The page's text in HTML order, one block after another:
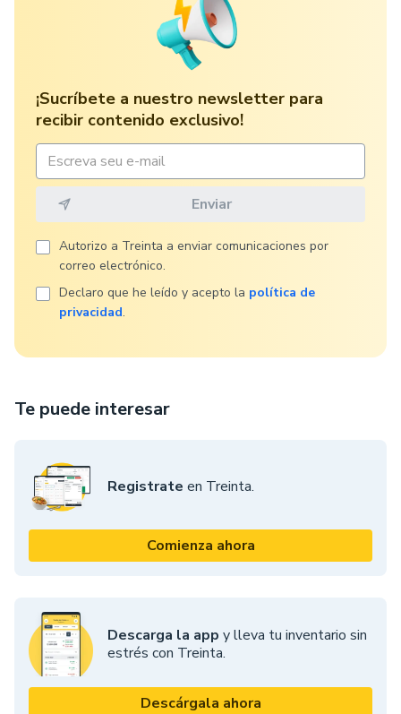
Te puede interesar
Registrate en Treinta.
Comienza ahora
Descarga la app y lleva tu inventario sin
estrés con Treinta.
Descárgala ahora
¡Sucríbete a nuestro newsletter para
recibir contenido exclusivo!
Autorizo ​​a Treinta a enviar comunicaciones por
correo electrónico.
Declaro que he leído y acepto la política de
privacidad.